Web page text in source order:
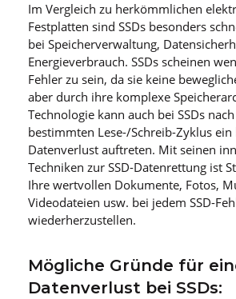
Im Vergleich zu herkömmlichen
Festplatten sind SSDs besonders
bei Speicherverwaltung,
Energieverbrauch. SSDs scheinen
Fehler zu sein, da sie keine
aber durch ihre komplexe
Technologie kann auch bei SSDs
bestimmten Lese-/Schreib-Zyklus
Datenverlust auftreten. Mit seinen
Techniken zur SSD-Datenrettung ist
Ihre wertvollen Dokumente, Fotos,
Videodateien usw. bei jedem SSD-
wiederherzustellen.
Mögliche Gründe für
Datenverlust bei SSDs: